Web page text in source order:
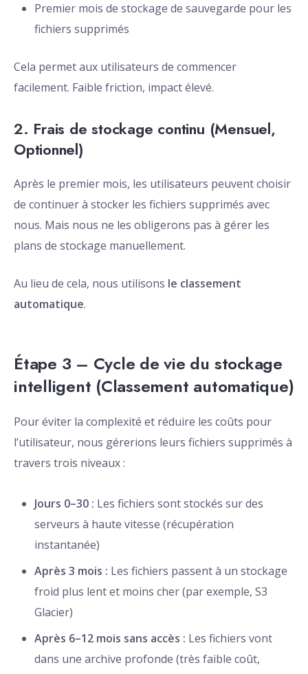
Premier mois de stockage de sauvegarde pour les
fichiers supprimés
Cela permet aux utilisateurs de commencer
facilement. Faible friction, impact élevé.
2. Frais de stockage continu (Mensuel,
Optionnel)
Après le premier mois, les utilisateurs peuvent choisir
de continuer à stocker les fichiers supprimés avec
nous. Mais nous ne les obligerons pas à gérer les
plans de stockage manuellement.
Au lieu de cela, nous utilisons le classement
automatique.
Étape 3 – Cycle de vie du stockage
intelligent (Classement automatique)
Pour éviter la complexité et réduire les coûts pour
l’utilisateur, nous gérerions leurs fichiers supprimés à
travers trois niveaux :
Jours 0–30 : Les fichiers sont stockés sur des
serveurs à haute vitesse (récupération
instantanée)
Après 3 mois : Les fichiers passent à un stockage
froid plus lent et moins cher (par exemple, S3
Glacier)
Après 6–12 mois sans accès : Les fichiers vont
dans une archive profonde (très faible coût,